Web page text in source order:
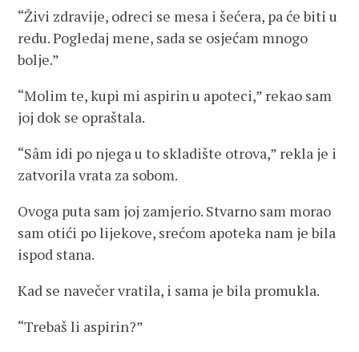
“Živi zdravije, odreci se mesa i šećera, pa će biti u
redu. Pogledaj mene, sada se osjećam mnogo
bolje.”
“Molim te, kupi mi aspirin u apoteci,” rekao sam
joj dok se opraštala.
“Sâm idi po njega u to skladište otrova,” rekla je i
zatvorila vrata za sobom.
Ovoga puta sam joj zamjerio. Stvarno sam morao
sam otići po lijekove, srećom apoteka nam je bila
ispod stana.
Kad se navečer vratila, i sama je bila promukla.
“Trebaš li aspirin?”